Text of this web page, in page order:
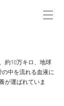
約10万キロ、地球
中を流れる血液に
が運ばれていま